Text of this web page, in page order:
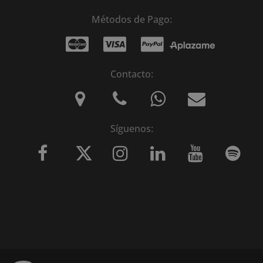
Métodos de Pago:
Contacto:
Síguenos: